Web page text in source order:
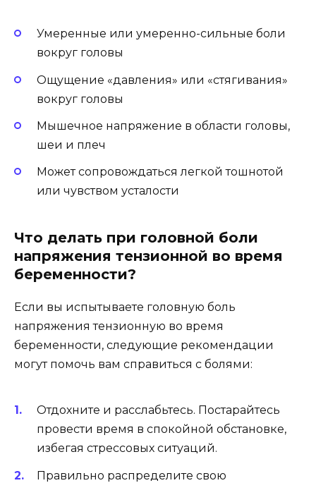
Умеренные или умеренно-сильные боли
вокруг головы
Ощущение «давления» или «стягивания»
вокруг головы
Мышечное напряжение в области головы,
шеи и плеч
Может сопровождаться легкой тошнотой
или чувством усталости
Что делать при головной боли
напряжения тензионной во время
беременности?
Если вы испытываете головную боль
напряжения тензионную во время
беременности, следующие рекомендации
могут помочь вам справиться с болями:
Отдохните и расслабьтесь. Постарайтесь
провести время в спокойной обстановке,
избегая стрессовых ситуаций.
Правильно распределите свою